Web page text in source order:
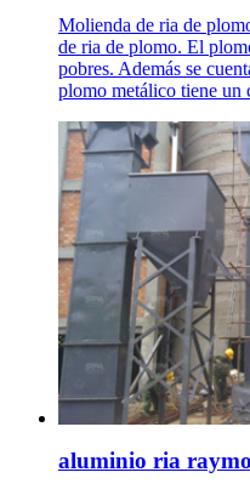
Molienda de ria de
de ria de plomo. El
pobres. Además se
plomo metálico tiene un
aluminio ria